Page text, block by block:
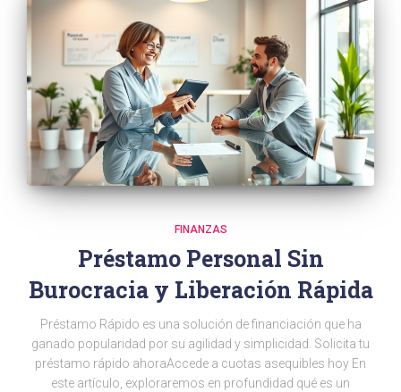
FINANZAS
Préstamo Personal Sin
Burocracia y Liberación Rápida
Préstamo Rápido es una solución de financiación que ha
ganado popularidad por su agilidad y simplicidad. Solicita tu
préstamo rápido ahoraAccede a cuotas asequibles hoy En
este artículo, exploraremos en profundidad qué es un